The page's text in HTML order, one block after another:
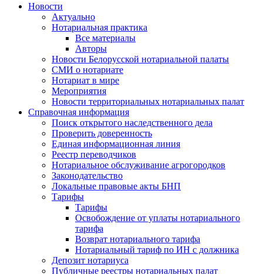
Новости
Актуально
Нотариальная практика
Все материалы
Авторы
Новости Белорусской нотариальной палаты
СМИ о нотариате
Нотариат в мире
Мероприятия
Новости территориальных нотариальных палат
Справочная информация
Поиск открытого наследственного дела
Проверить доверенность
Единая информационная линия
Реестр переводчиков
Нотариальное обслуживание агрогородков
Законодательство
Локальные правовые акты БНП
Тарифы
Тарифы
Освобождение от уплаты нотариального
тарифа
Возврат нотариального тарифа
Нотариальный тариф по ИН с должника
Депозит нотариуса
Публичные реестры нотариальных палат